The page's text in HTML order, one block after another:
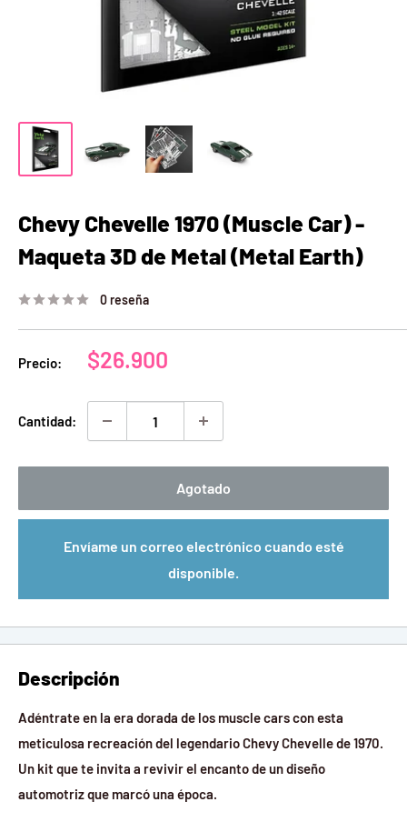
Chevy Chevelle 1970 (Muscle Car) -
Maqueta 3D de Metal (Metal Earth)
0 reseña
Precio:
Precio
venta
$26.900
Cantidad:
Agotado
Envíame un correo electrónico cuando esté
disponible.
Descripción
Adéntrate en la era dorada de los muscle cars con esta
meticulosa recreación del legendario Chevy Chevelle de 1970.
Un kit que te invita a revivir el encanto de un diseño
automotriz que marcó una época.